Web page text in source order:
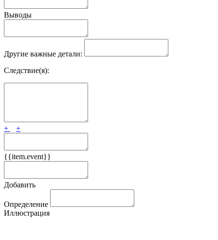
Выводы
Другие важные детали:
Следствие(я):
+ +
{{item.event}}
Добавить
Определение
Иллюстрация